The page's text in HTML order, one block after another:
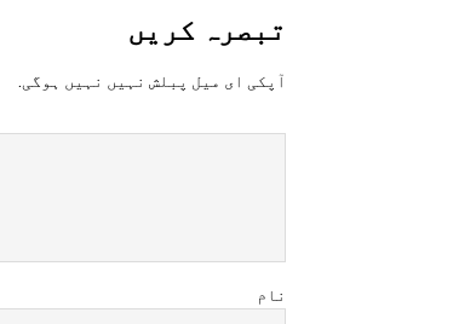
تبصرہ کريں
آپکی ای ميل پبلش نہيں نہيں ہوگی.
نام